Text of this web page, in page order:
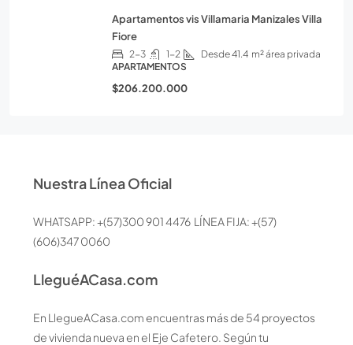
Apartamentos vis Villamaria Manizales Villa
Fiore
2-3 1-2 Desde 41.4 m² área privada
APARTAMENTOS
$206.200.000
Nuestra Línea Oficial
WHATSAPP: +(57)300 901 4476 LÍNEA FIJA: +(57)
(606)347 0060
LleguéACasa.com
En LlegueACasa.com encuentras más de 54 proyectos
de vivienda nueva en el Eje Cafetero. Según tu